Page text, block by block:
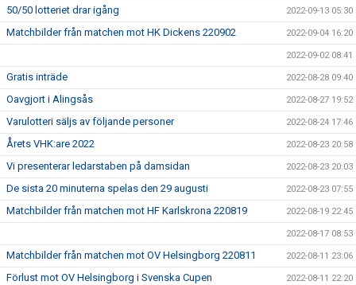
50/50 lotteriet drar igång 2022-09-13 05:30
Matchbilder från matchen mot HK Dickens 220902 2022-09-04 16:20
2022-09-02 08:41
Gratis inträde 2022-08-28 09:40
Oavgjort i Alingsås 2022-08-27 19:52
Varulotteri säljs av följande personer 2022-08-24 17:46
Årets VHK:are 2022 2022-08-23 20:58
Vi presenterar ledarstaben på damsidan 2022-08-23 20:03
De sista 20 minuterna spelas den 29 augusti 2022-08-23 07:55
Matchbilder från matchen mot HF Karlskrona 220819 2022-08-19 22:45
2022-08-17 08:53
Matchbilder från matchen mot OV Helsingborg 220811 2022-08-11 23:06
Förlust mot OV Helsingborg i Svenska Cupen 2022-08-11 22:20